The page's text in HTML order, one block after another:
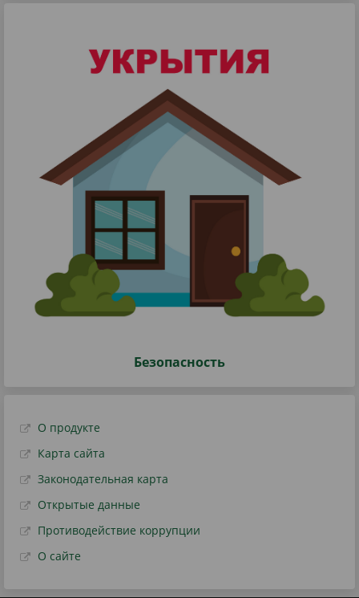
Безопасность
О продукте
Карта сайта
Законодательная карта
Открытые данные
Противодействие коррупции
О сайте